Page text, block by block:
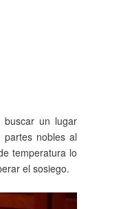
un lugar
nobles al
temperatura lo
el sosiego.